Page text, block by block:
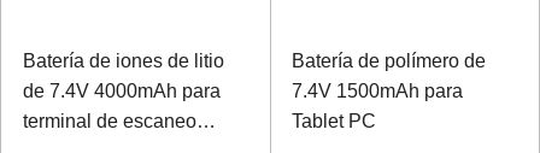
Batería de iones de litio
de 7.4V 4000mAh para
terminal de escaneo
Batería de polímero de
7.4V 1500mAh para
Tablet PC